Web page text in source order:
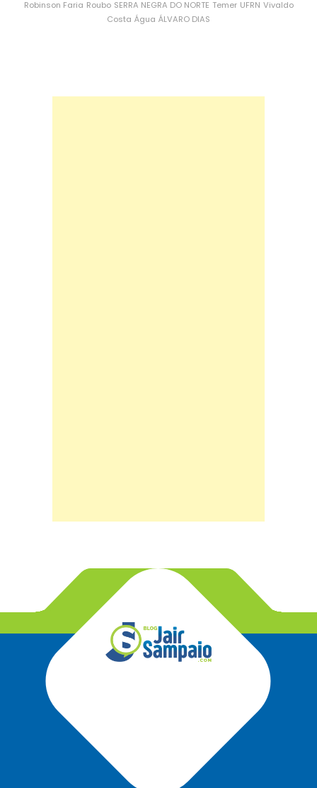
Robinson Faria Roubo SERRA NEGRA DO NORTE Temer UFRN Vivaldo
Costa Água ÁLVARO DIAS